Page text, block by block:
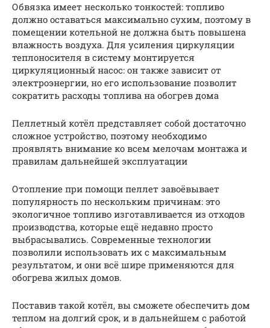
Обвязка имеет несколько тонкостей: топливо
должно оставаться максимально сухим, поэтому в
помещении котельной не должна быть повышена
влажность воздуха. Для усиления циркуляции
теплоносителя в систему монтируется
циркуляционный насос: он также зависит от
электроэнергии, но его использование позволит
сократить расходы топлива на обогрев дома
Пеллетный котёл представляет собой достаточно
сложное устройство, поэтому необходимо
проявлять внимание ко всем мелочам монтажа и
правилам дальнейшей эксплуатации
Отопление при помощи пеллет завоёвывает
популярность по нескольким причинам: это
экологичное топливо изготавливается из отходов
производства, которые ещё недавно просто
выбрасывались. Современные технологии
позволили использовать их с максимальным
результатом, и они всё шире применяются для
обогрева жилых домов.
Поставив такой котёл, вы сможете обеспечить дом
теплом на долгий срок, и в дальнейшем с работой